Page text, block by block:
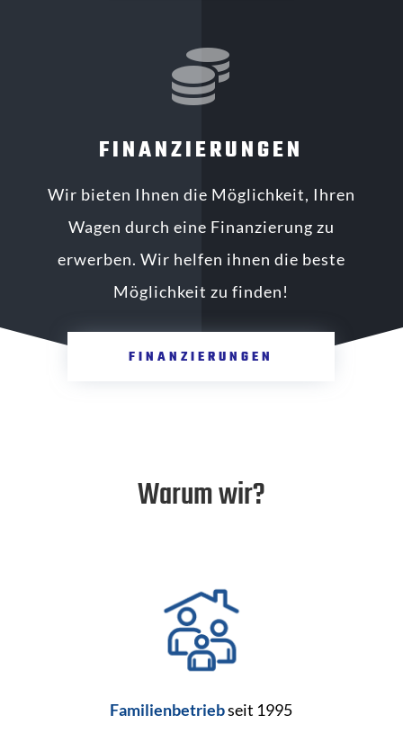

FINANZIERUNGEN
Wir bieten Ihnen die Möglichkeit, Ihren
Wagen durch eine Finanzierung zu
erwerben. Wir helfen ihnen die beste
Möglichkeit zu finden!
FINANZIERUNGEN
Warum wir?
Familienbetriebseit 1995